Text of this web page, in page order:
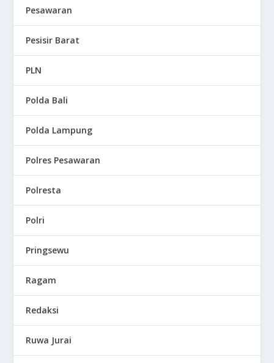
Pesawaran
Pesisir Barat
PLN
Polda Bali
Polda Lampung
Polres Pesawaran
Polresta
Polri
Pringsewu
Ragam
Redaksi
Ruwa Jurai